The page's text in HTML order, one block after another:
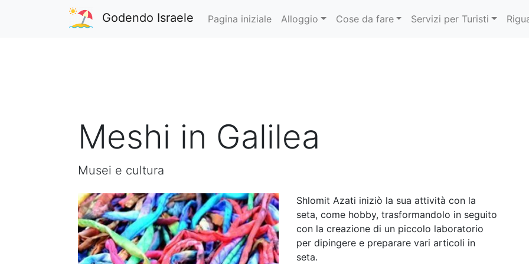
Godendo Israele Pagina iniziale Alloggio Cose da fare Servizi per Turisti
Meshi in Galilea
Musei e cultura
Shlomit Azati iniziò la sua attività con la
seta, come hobby, trasformandolo in seguito
con la creazione di un piccolo laboratorio
per dipingere e preparare vari articoli in
seta.